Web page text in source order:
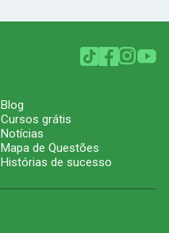
Blog
Cursos grátis
Notícias
Mapa de Questões
Histórias de sucesso